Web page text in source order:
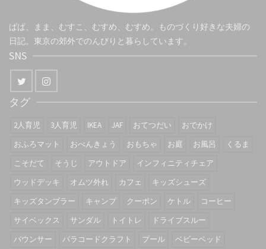
ぱぱ、まま、むすこ、むすめ、むすめ。ものづくり好きな夫婦の
日記。東京の郊外でのんびりと暮らしています。
SNS
タグ
2人育児 3人育児 IKEA JAF おてつだい
おでかけ
おふろマット
おべんきょう おもちゃ お庭 お風呂
くるま
こそだて
そうじ アウトドア
インフィニティチェア
ウッドデッキ
オムツ外れ カフェ
キッズシューズ
キッズタンブラー
キャンプ クーポン ケトル
コーヒー
サイベックス
サンダル トイトレ
ドライブスルー
バウンサー
パラコードクラフト プール ベビーベッド